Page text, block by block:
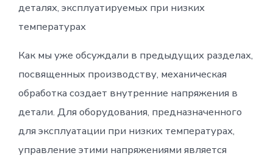
деталях, эксплуатируемых при низких
температурах
Как мы уже обсуждали в предыдущих разделах,
посвященных производству, механическая
обработка создает внутренние напряжения в
детали. Для оборудования, предназначенного
для эксплуатации при низких температурах,
управление этими напряжениями является